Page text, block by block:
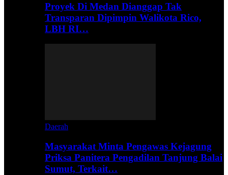
Proyek Di Medan Dianggap Tak
Transparan Dipimpin Walikota Rico,
LBH RI…
Daerah
Masyarakat Minta Pengawas Kejagung
Priksa Panitera Pengadilan Tanjung Balai
Sumut, Terkait…